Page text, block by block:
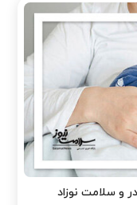
و سلامت نوزاد